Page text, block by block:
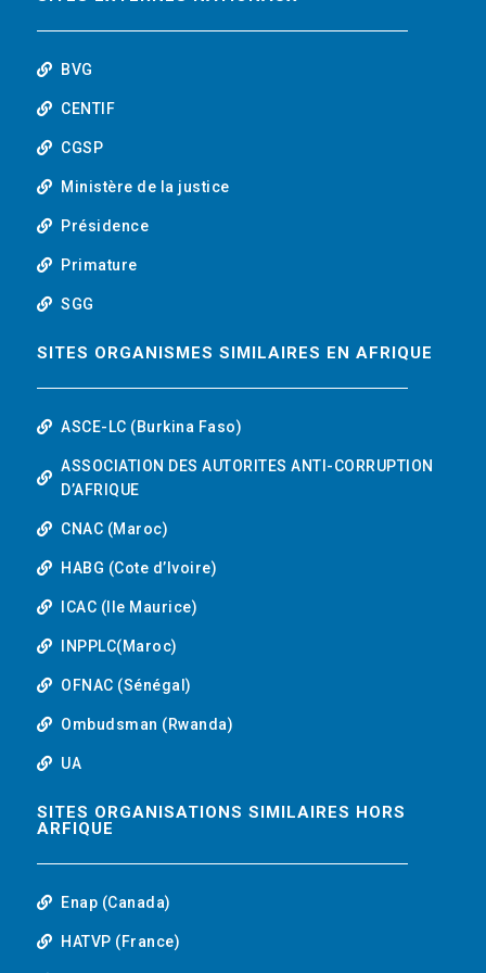
t
u
b
e
BVG
CENTIF
CGSP
Ministère de la justice
Présidence
Primature
SGG
SITES ORGANISMES SIMILAIRES EN AFRIQUE
ASCE-LC (Burkina Faso)
ASSOCIATION DES AUTORITES ANTI-CORRUPTION
D’AFRIQUE
CNAC (Maroc)
HABG (Cote d’Ivoire)
ICAC (Ile Maurice)
INPPLC(Maroc)
OFNAC (Sénégal)
Ombudsman (Rwanda)
UA
SITES ORGANISATIONS SIMILAIRES HORS
ARFIQUE
Enap (Canada)
HATVP (France)